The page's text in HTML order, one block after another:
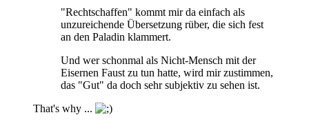
"Rechtschaffen" kommt mir da einfach als
unzureichende Übersetzung rüber, die sich fest
an den Paladin klammert.
Und wer schonmal als Nicht-Mensch mit der
Eisernen Faust zu tun hatte, wird mir zustimmen,
das "Gut" da doch sehr subjektiv zu sehen ist.
That's why ...